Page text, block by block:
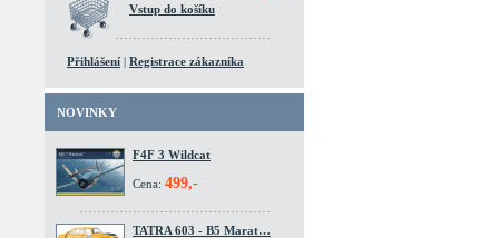
Vstup do košíku
Přihlášení | Registrace zákazníka
NOVINKY
F4F 3 Wildcat
Cena: 499,-
TATRA 603 - B5 Marat…